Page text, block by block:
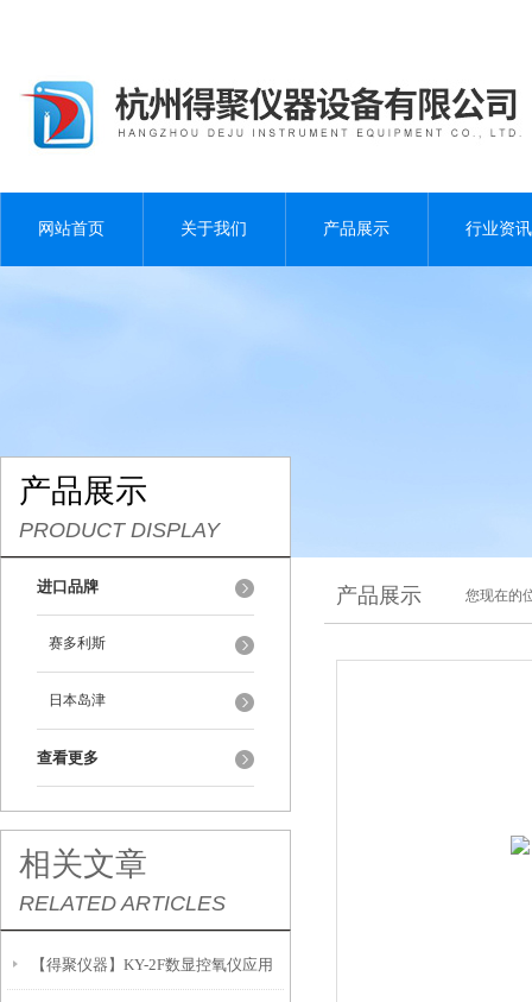
网站首页 关于我们 产品展示 行业资讯
产品展示
PRODUCT DISPLAY
进口品牌
赛多利斯
日本岛津
查看更多
相关文章
RELATED ARTICLES
【得聚仪器】KY-2F数显控氧仪应用
产品展示 您现在的